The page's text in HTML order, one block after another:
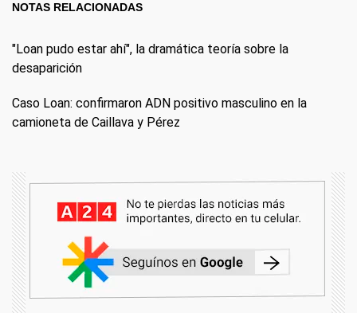
NOTAS RELACIONADAS
"Loan pudo estar ahí", la dramática teoría sobre la
desaparición
Caso Loan: confirmaron ADN positivo masculino en la
camioneta de Caillava y Pérez